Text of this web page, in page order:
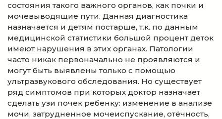
состояния такого важного органов, как почки и
мочевыводящие пути. Данная диагностика
назначается и детям постарше, т.к. по данным
медицинской статистики большой процент деток
имеют нарушения в этих органах. Патологии
часто никак первоначально не проявляются и
могут быть выявлены только с помощью
ультразвукового обследования. Но существует
ряд симптомов при которых доктор назначает
сделать узи почек ребенку: изменение в анализе
мочи, затрудненное мочеиспускание, отёчность,